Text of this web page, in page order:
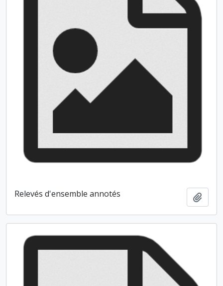
Relevés d'ensemble annotés